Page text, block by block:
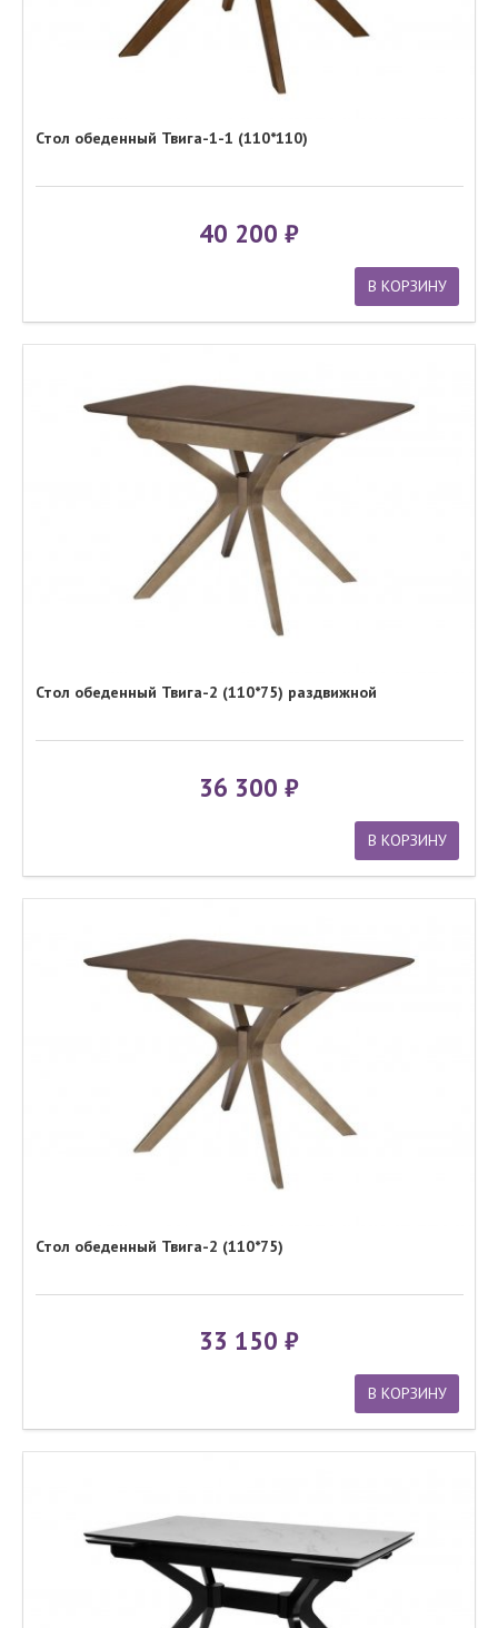
Стол обеденный Твига-1-1 (110*110)
40 200
В КОРЗИНУ
Стол обеденный Твига-2 (110*75) раздвижной
36 300
В КОРЗИНУ
Стол обеденный Твига-2 (110*75)
33 150
В КОРЗИНУ